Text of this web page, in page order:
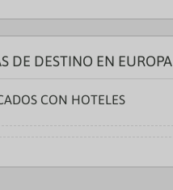
DE DESTINO EN EUROPA
CON HOTELES